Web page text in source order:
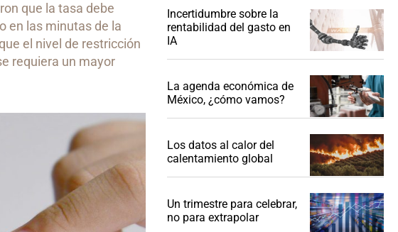
que la tasa debe
en las minutas de la
el nivel de restricción
requiera un mayor
Incertidumbre sobre la
rentabilidad del gasto en
IA
La agenda económica de
México, ¿cómo vamos?
Los datos al calor del
calentamiento global
Un trimestre para celebrar,
no para extrapolar